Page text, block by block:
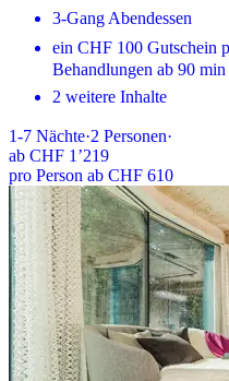
3-Gang Abendessen
ein CHF 100 Gutschein
Behandlungen ab 90 min
2 weitere Inhalte
1-7 Nächte·2 Personen·
ab CHF 1’219
pro Person ab CHF 610